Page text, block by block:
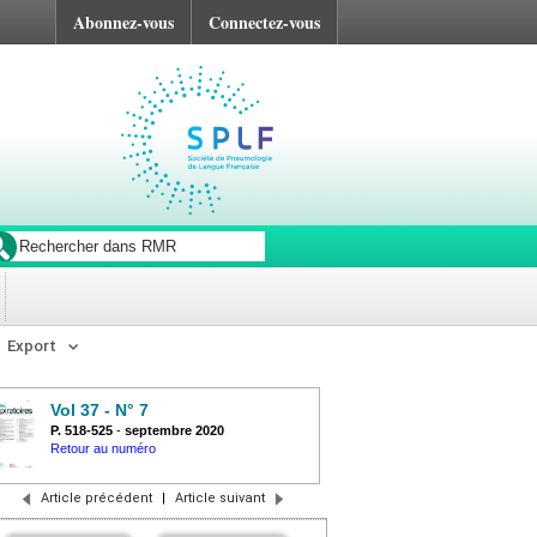
Abonnez-vous Connectez-vous
Export
Vol 37 - N° 7
P. 518-525 - septembre 2020
Retour au numéro
Article précédent | Article suivant